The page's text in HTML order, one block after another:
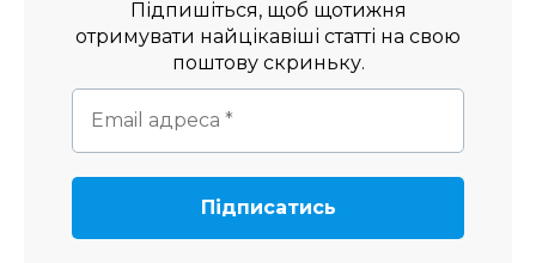
Підпишіться, щоб щотижня
отримувати найцікавіші статті на свою
поштову скриньку.